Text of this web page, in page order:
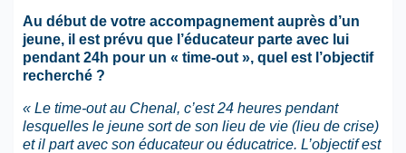
Au début de votre accompagnement auprès d’un
jeune, il est prévu que l’éducateur parte avec lui
pendant 24h pour un « time-out », quel est l’objectif
recherché ?
« Le time-out au Chenal, c’est 24 heures pendant
lesquelles le jeune sort de son lieu de vie (lieu de crise)
et il part avec son éducateur ou éducatrice. L’objectif est